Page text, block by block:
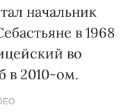
начальник
в 1968
во
в 2010-ом.